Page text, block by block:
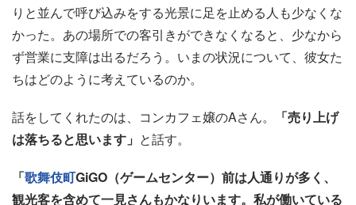
りと並んで呼び込みをする光景に足を止める人も少なくな
かった。あの場所での客引きができなくなると、少なから
ず営業に支障は出るだろう。いまの状況について、彼女た
ちはどのように考えているのか。
話をしてくれたのは、コンカフェ嬢のAさん。
「売り上げ
は落ちると思います」 と話す。
「歌舞伎町GiGO（ゲームセンター）前は人通りが多く、
観光客を含めて一見さんもかなりいます。私が働いている